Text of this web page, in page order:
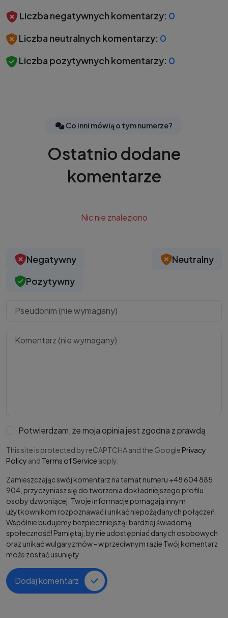
Liczba negatywnych komentarzy: 0
Liczba neutralnych komentarzy: 0
Liczba pozytywnych komentarzy: 0
Co inni mówią o tym numerze?
Ostatnio dodane
komentarze
Nic nie znaleziono
Negatywny
Neutralny
Pozytywny
Potwierdzam, że moja opinia jest zgodna z prawdą
This site is protected by reCAPTCHA and the Google Privacy
Policy and Terms of Service apply.
Zamieszczając swój komentarz na temat numeru +48 604 885
904, przyczyniasz się do tworzenia dokładniejszego profilu
osoby dzwoniącej. Twoje informacje pomagają innym
użytkownikom rozpoznawać i unikać niepożądanych połączeń.
Wspólnie budujemy bezpieczniejszą i bardziej świadomą
społeczność! Pamiętaj, by nie udostępniać danych osobowych
oraz unikać wulgaryzmów - w przeciwnym razie Twój komentarz
może zostać usunięty.
Dodaj komentarz